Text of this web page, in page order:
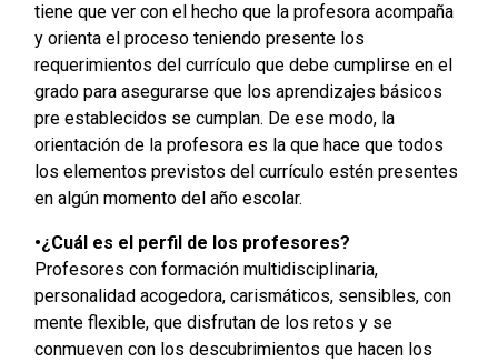
tiene que ver con el hecho que la profesora acompaña
y orienta el proceso teniendo presente los
requerimientos del currículo que debe cumplirse en el
grado para asegurarse que los aprendizajes básicos
pre establecidos se cumplan. De ese modo, la
orientación de la profesora es la que hace que todos
los elementos previstos del currículo estén presentes
en algún momento del año escolar.
•¿Cuál es el perfil de los profesores?
Profesores con formación multidisciplinaria,
personalidad acogedora, carismáticos, sensibles, con
mente flexible, que disfrutan de los retos y se
conmueven con los descubrimientos que hacen los